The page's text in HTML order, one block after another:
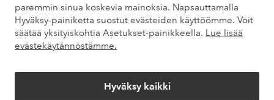
paremmin sinua koskevia mainoksia. Napsauttamalla
Hyväksy-painiketta suostut evästeiden käyttöömme. Voit
säätää yksityiskohtia Asetukset-painikkeella. Lue lisää
evästekäytännöstämme.
Hyväksy kaikki
Palvelumme